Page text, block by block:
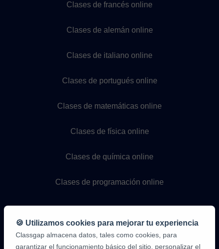
Clases de francés online
Clases de alemán online
Clases de italiano online
Clases de portugués online
Clases de matemáticas online
Clases de física online
Clases de química online
Clases de programación online
🍪 Utilizamos cookies para mejorar tu experiencia
Classgap almacena datos, tales como cookies, para
garantizar el funcionamiento básico del sitio, personalizar el